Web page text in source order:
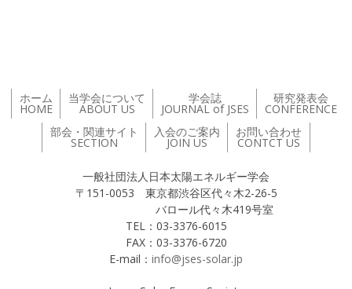
ホーム
HOME
当学会について
ABOUT US
学会誌
JOURNAL of JSES
研究発表会
CONFERENCE
部会・関連サイト
SECTION
入会のご案内
JOIN US
お問い合わせ
CONTCT US
一般社団法人日本太陽エネルギー学会
〒151-0053 東京都渋谷区代々木2-26-5
バロール代々木419号室
TEL：03-3376-6015
FAX：03-3376-6720
E-mail： info@jses-solar.jp